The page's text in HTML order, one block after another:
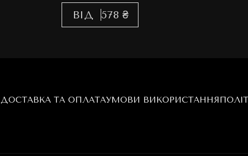
ВІД 578 ₴
ДОСТАВКА ТА ОПЛАТАУМОВИ ВИКОРИСТАННЯ